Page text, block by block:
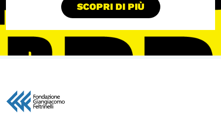
SCOPRI DI PIÙ